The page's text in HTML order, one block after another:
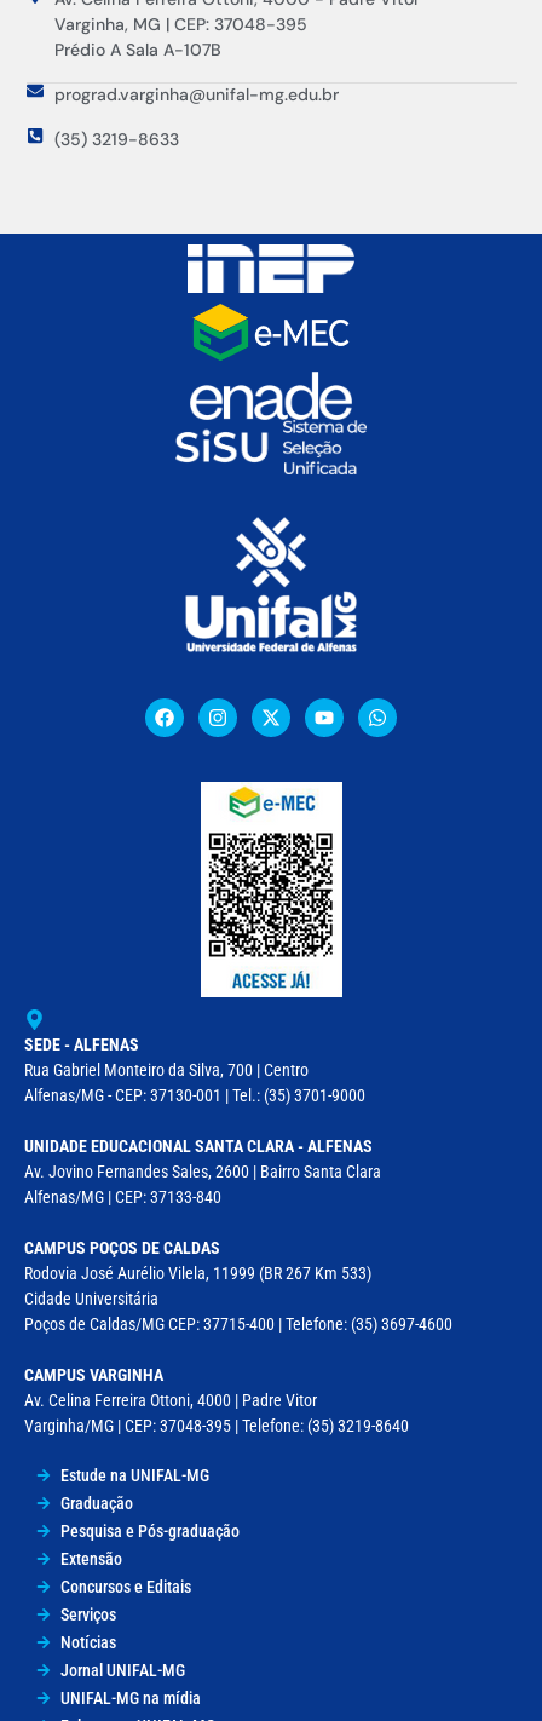
Varginha, MG | CEP: 37048-395
Prédio A Sala A-107B
prograd.varginha@unifal-mg.edu.br
(35) 3219-8633
SEDE - ALFENAS
Rua Gabriel Monteiro da Silva, 700 | Centro
Alfenas/MG - CEP: 37130-001 | Tel.: (35) 3701-9000
UNIDADE EDUCACIONAL SANTA CLARA - ALFENAS
Av. Jovino Fernandes Sales, 2600 | Bairro Santa Clara
Alfenas/MG | CEP: 37133-840
CAMPUS POÇOS DE CALDAS
Rodovia José Aurélio Vilela, 11999 (BR 267 Km 533)
Cidade Universitária
Poços de Caldas/MG CEP: 37715-400 | Telefone: (35) 3697-4600
CAMPUS VARGINHA
Av. Celina Ferreira Ottoni, 4000 | Padre Vitor
Varginha/MG | CEP: 37048-395 | Telefone: (35) 3219-8640
Estude na UNIFAL-MG
Graduação
Pesquisa e Pós-graduação
Extensão
Concursos e Editais
Serviços
Notícias
Jornal UNIFAL-MG
UNIFAL-MG na mídia